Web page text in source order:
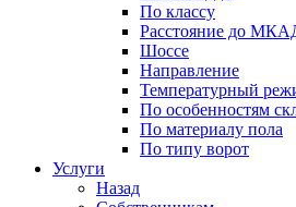
По классу
Расстояние до
Шоссе
Направление
Температурный
По особенностям
По материалу пола
По типу ворот
Услуги
Назад